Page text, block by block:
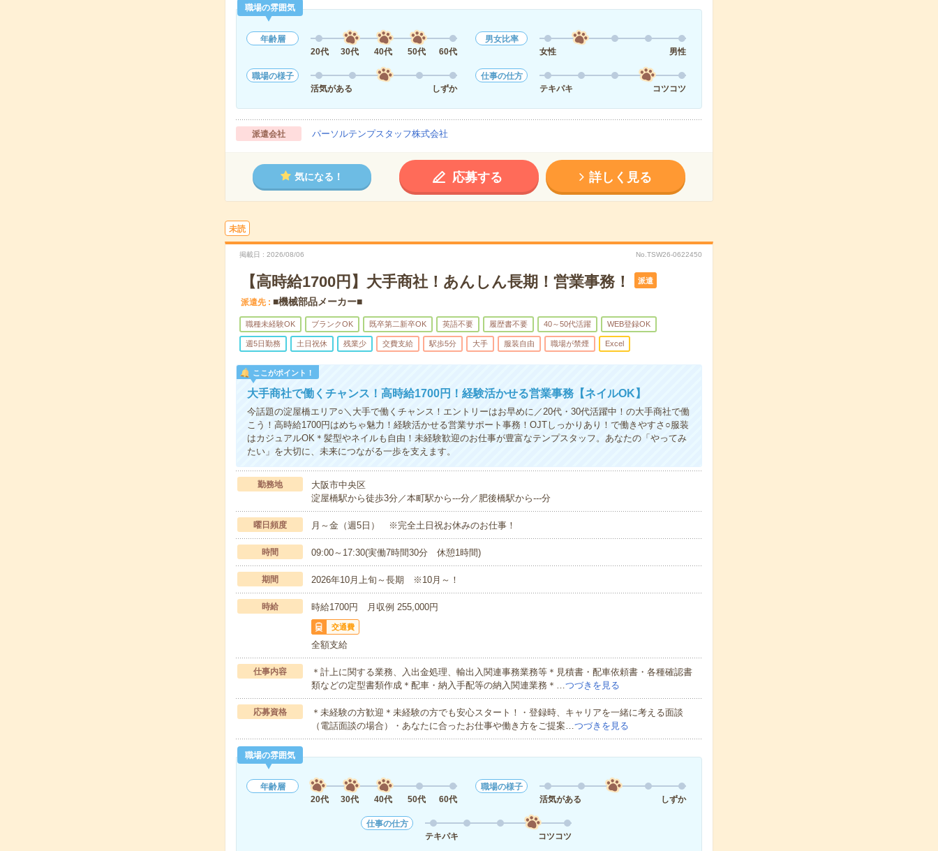
職場の雰囲気
年齢層
20代
30代 40代 50代 60代
男女比率
女性
男性
職場の様子
活気がある
しずか
仕事の仕方
テキパキ
コツコツ
派遣会社 パーソルテンプスタッフ株式会社
気になる！ 応募する 詳しく見る
未読
掲載日 2026/08/06 No.TSW26-0622450
【高時給1700円】大手商社！あんしん長期！営業事務！ 派遣
派遣先 ■機械部品メーカー■
職種未経験OK ブランクOK 既卒第二新卒OK 英語不要 履歴書不要 40～50代活躍 WEB登録OK
週5日勤務 土日祝休 残業少 交費支給 駅歩5分 大手 服装自由 職場が禁煙 Excel
ここがポイント！
大手商社で働くチャンス！高時給1700円！経験活かせる営業事務【ネイルOK】
今話題の淀屋橋エリア○＼大手で働くチャンス！エントリーはお早めに／20代・30代活躍中！の大手商社で働
こう！高時給1700円はめちゃ魅力！経験活かせる営業サポート事務！OJTしっかりあり！で働きやすさ○服装
はカジュアルOK＊髪型やネイルも自由！未経験歓迎のお仕事が豊富なテンプスタッフ。あなたの「やってみ
たい」を大切に、未来につながる一歩を支えます。
勤務地
大阪市中央区
淀屋橋駅から徒歩3分／本町駅から---分／肥後橋駅から---分
曜日頻度 月～金（週5日） ※完全土日祝お休みのお仕事！
時間 09:00～17:30(実働7時間30分 休憩1時間)
期間 2026年10月上旬～長期 ※10月～！
時給 時給1700円 月収例 255,000円
交通費
全額支給
仕事内容
＊計上に関する業務、入出金処理、輸出入関連事務業務等＊見積書・配車依頼書・各種確認書
類などの定型書類作成＊配車・納入手配等の納入関連業務＊…つづきを見る
応募資格
＊未経験の方歓迎＊未経験の方でも安心スタート！・登録時、キャリアを一緒に考える面談
（電話面談の場合）・あなたに合ったお仕事や働き方をご提案…つづきを見る
職場の雰囲気
年齢層
20代
30代 40代 50代 60代
職場の様子
活気がある
しずか
仕事の仕方
テキパキ
コツコツ